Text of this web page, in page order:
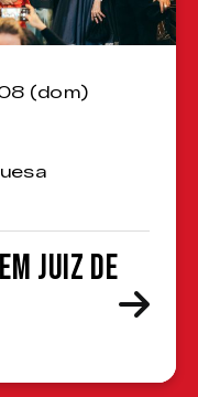
(dom)
Juiz de